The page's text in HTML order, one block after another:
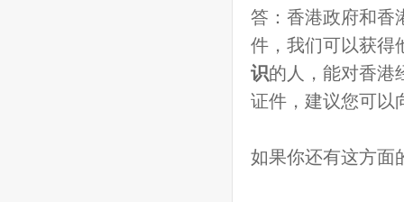
答：香港政府和香
件，我们可以获得
识的人，能对香港
证件，建议您可以
如果你还有这方面